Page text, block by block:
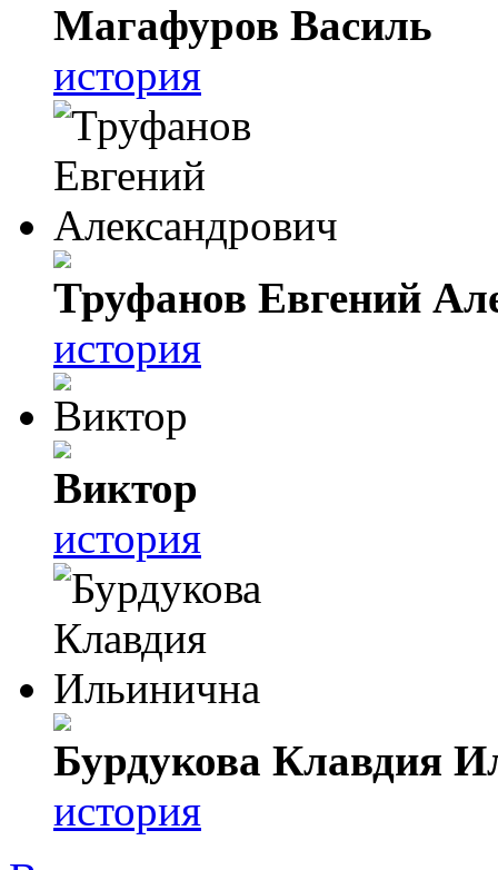
Магафуров Василь
история
Труфанов Евгений
история
Виктор
история
Бурдукова Клавдия
история